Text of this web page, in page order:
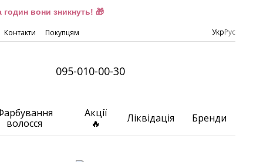
годин вони зникнуть! 🎁
Контакти Покупцям УкрРус
095-010-00-30
волосся
Акції
🔥
Ліквідація Бренди